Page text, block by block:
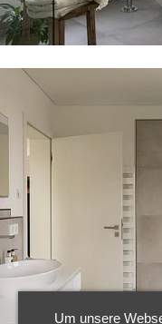
Um unsere